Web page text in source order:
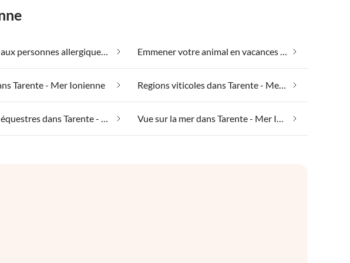
Tarente - Mer Ionienne